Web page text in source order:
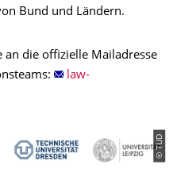
Bund und Ländern.
an die offizielle Mailadresse
© TUD